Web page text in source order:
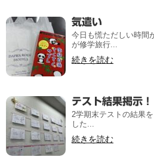
気遣い
今日も慌ただしい時間
が修学旅行...
続きを読む
テスト結果掲示！
2学期末テストの結果
した...
続きを読む